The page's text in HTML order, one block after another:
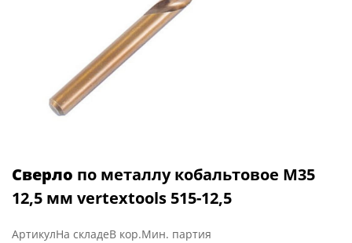
Сверло по металлу кобальтовое М35
12,5 мм vertextools 515-12,5
АртикулНа складеВ кор.Мин. партия